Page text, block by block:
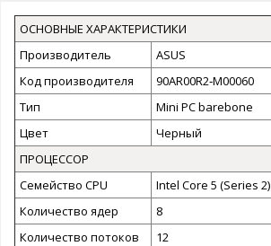
ОСНОВНЫЕ ХАРАКТЕРИСТИКИ
Производитель
ASUS
Код производителя
90AR00R2‑M00060
Тип
Mini PC barebone
Цвет
Черный
ПРОЦЕССОР
Семейство CPU
Intel Core 5 (Series 2)
Количество ядер
8
Количество потоков
12